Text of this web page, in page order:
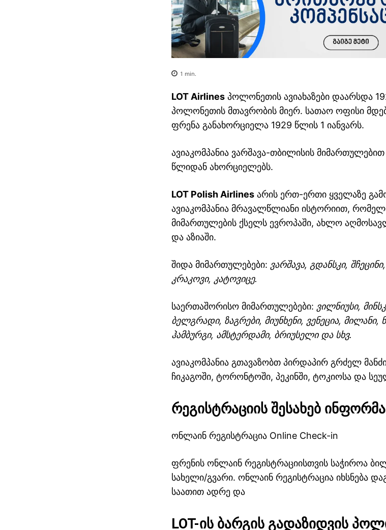
1 min.
LOT Airlinesპოლონეთის ავიახაზები დაარსდა
პოლონეთის მთავრობის მიერ. სათაო ოფისი
ფრენა განახორციელა 1929 წლის 1 იანვარს.
ავიაკომპანია ვარშავა-თბილისის
წლიდან ახორციელებს.
LOT Polish Airlinesარის ერთ-ერთი ყველაზე
ავიაკომპანია მრავალწლიანი ისტორიით,
მიმართულების ქსელს ევროპაში, ახლო
და აზიაში.
შიდა მიმართულებები: ვარშავა, გდანსკი,
კრაკოვი, კატოვიცე.
საერთაშორისო მიმართულებები: ვილნიუსი,
ბელგრადი, ზაგრები, მიუნხენი, ვენეცია, მილანი,
ჰამბურგი, ამსტერდამი, ბრიუსელი და სხვ.
ავიაკომპანია გთავაზობთ პირდაპირ გრძელ
ჩიკაგოში, ტორონტოში, პეკინში, ტოკიოსა და
რეგისტრაციის შესახებ
ონლაინ რეგისტრაცია Online Check-in
ფრენის ონლაინ რეგისტრაციისთვის საჭიროა
სახელი/გვარი. ონლაინ რეგისტრაცია იხსნება
საათით ადრე და
LOT-ის ბარგის გადაზიდვის